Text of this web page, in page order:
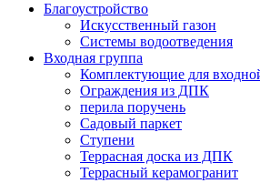
Благоустройство
Искусственный газон
Системы водоотведения
Входная группа
Комплектующие для
Ограждения из ДПК
перила поручень
Садовый паркет
Ступени
Террасная доска из ДПК
Террасный керамогранит